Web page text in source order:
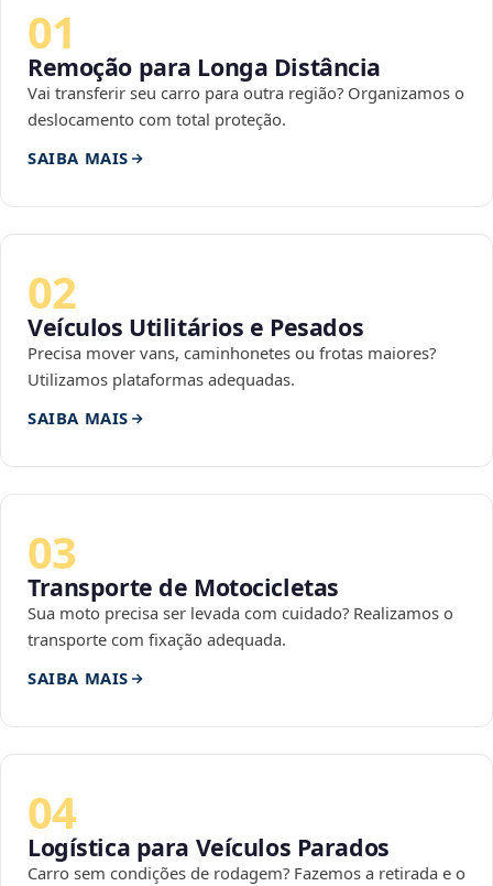
01
Remoção para Longa Distância
Vai transferir seu carro para outra região? Organizamos o
deslocamento com total proteção.
SAIBA MAIS
02
Veículos Utilitários e Pesados
Precisa mover vans, caminhonetes ou frotas maiores?
Utilizamos plataformas adequadas.
SAIBA MAIS
03
Transporte de Motocicletas
Sua moto precisa ser levada com cuidado? Realizamos o
transporte com fixação adequada.
SAIBA MAIS
04
Logística para Veículos Parados
Carro sem condições de rodagem? Fazemos a retirada e o